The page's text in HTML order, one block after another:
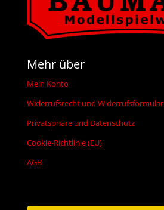
Mehr über
Mein Konto
Widerrufsrecht und Widerrufsformular
Privatsphäre und Datenschutz
Cookie-Richtlinie (EU)
AGB